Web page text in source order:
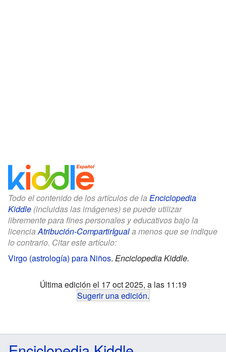
Todo el contenido de los artículos de la Enciclopedia
Kiddle (incluidas las imágenes) se puede utilizar
libremente para fines personales y educativos bajo la
licenciaAtribución-CompartirIguala menos que se indique
lo contrario. Citar este artículo:
Virgo (astrología) para Niños. Enciclopedia Kiddle.
Última edición el 17 oct 2025, a las 11:19
Sugerir una edición.